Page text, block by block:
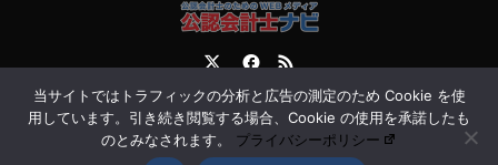
運営会社 お問合せ
当サイトではトラフィックの分析と広告の測定のため Cookie を使
用しています。引き続き閲覧する場合、Cookie の使用を承諾したも
のとみなされます。 プライバシーポリシー